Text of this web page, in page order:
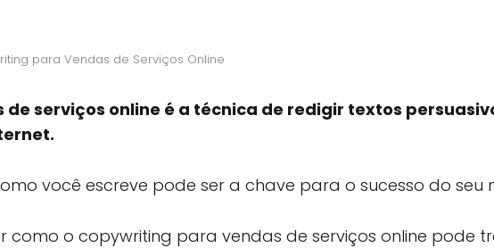
para Vendas de Serviços Online
serviços online é a técnica de redigir textos
você escreve pode ser a chave para o sucesso do seu
como o copywriting para vendas de serviços online pode